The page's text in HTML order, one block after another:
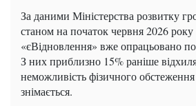
За даними Міністерства розвитку
станом на початок червня 2026
«єВідновлення» вже опрацьовано
З них приблизно 15% раніше
неможливість фізичного
знімається.